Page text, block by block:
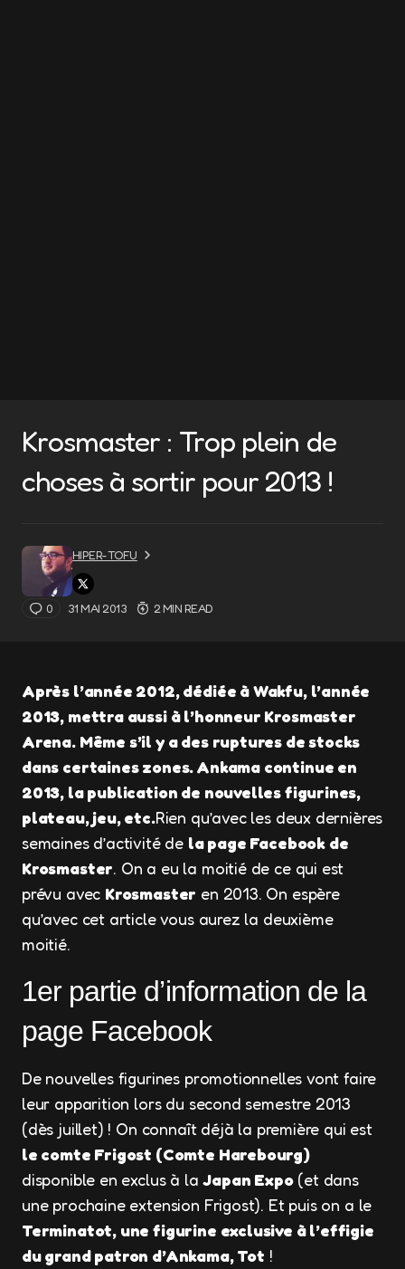
Krosmaster : Trop plein de
choses à sortir pour 2013 !
HIPER-TOFU
0 31 MAI 2013 2 MIN READ
Après l’année 2012, dédiée à Wakfu, l’année
2013, mettra aussi à l’honneur Krosmaster
Arena. Même s’il y a des ruptures de stocks
dans certaines zones. Ankama continue en
2013, la publication de nouvelles figurines,
plateau, jeu, etc.Rien qu’avec les deux dernières
semaines d’activité de la page Facebook de
Krosmaster. On a eu la moitié de ce qui est
prévu avec Krosmaster en 2013. On espère
qu’avec cet article vous aurez la deuxième
moitié.
1er partie d’information de la
page Facebook
De nouvelles figurines promotionnelles vont faire
leur apparition lors du second semestre 2013
(dès juillet) ! On connaît déjà la première qui est
le comte Frigost (Comte Harebourg)
disponible en exclus à laJapan Expo(et dans
une prochaine extension Frigost). Et puis on a le
Terminatot, une figurine exclusive à l’effigie
du grand patron d’Ankama, Tot !